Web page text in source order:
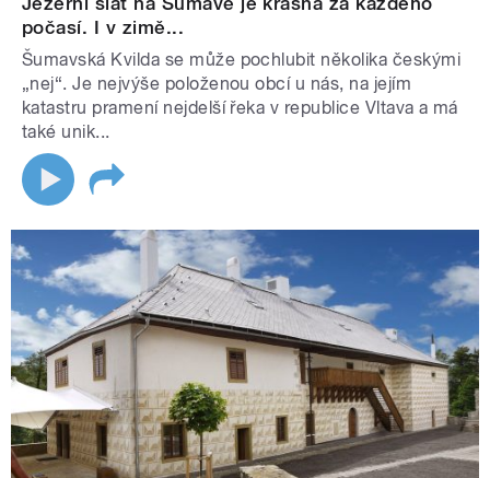
počasí. I v zimě...
Šumavská Kvilda se může pochlubit několika českými
„nej“. Je nejvýše položenou obcí u nás, na jejím
katastru pramení nejdelší řeka v republice Vltava a má
také unik...